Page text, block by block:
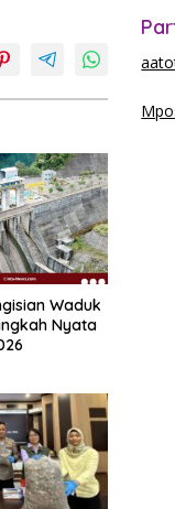
Waduk
Nyata